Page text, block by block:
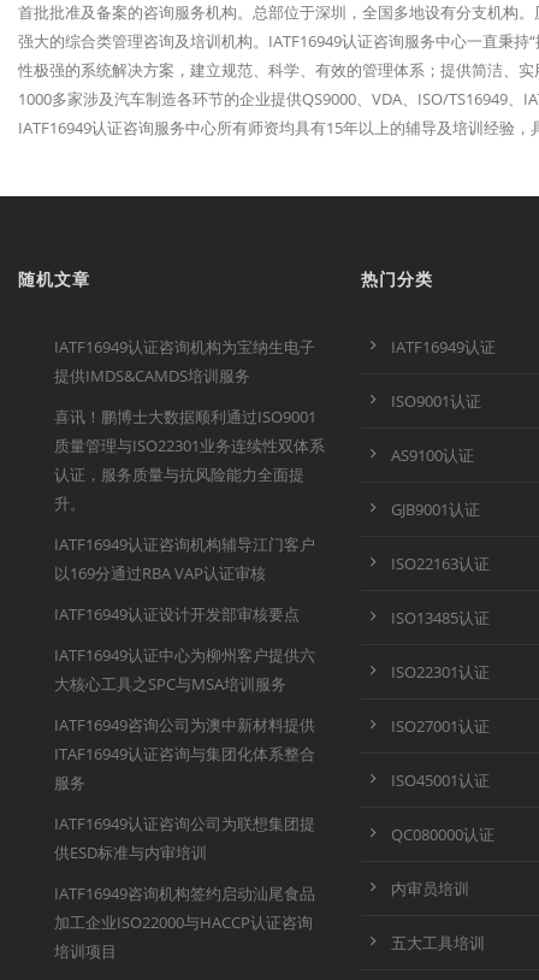
首批批准及备案的咨询服务机构。总部位于深圳，全国多地设有分支机构
强大的综合类管理咨询及培训机构。IATF16949认证咨询服务中心一直秉
性极强的系统解决方案，建立规范、科学、有效的管理体系；提供简洁、
1000多家涉及汽车制造各环节的企业提供QS9000、VDA、ISO/TS16949
IATF16949认证咨询服务中心所有师资均具有15年以上的辅导及培训经验
随机文章
IATF16949认证咨询机构为宝纳生电子
提供IMDS&CAMDS培训服务
喜讯！鹏博士大数据顺利通过ISO9001
质量管理与ISO22301业务连续性双体系
认证，服务质量与抗风险能力全面提
升。
IATF16949认证咨询机构辅导江门客户
以169分通过RBA VAP认证审核
IATF16949认证设计开发部审核要点
IATF16949认证中心为柳州客户提供六
大核心工具之SPC与MSA培训服务
IATF16949咨询公司为澳中新材料提供
ITAF16949认证咨询与集团化体系整合
服务
IATF16949认证咨询公司为联想集团提
供ESD标准与内审培训
IATF16949咨询机构签约启动汕尾食品
加工企业ISO22000与HACCP认证咨询
培训项目
热门分类
IATF16949认证
ISO9001认证
AS9100认证
GJB9001认证
ISO22163认证
ISO13485认证
ISO22301认证
ISO27001认证
ISO45001认证
QC080000认证
内审员培训
五大工具培训